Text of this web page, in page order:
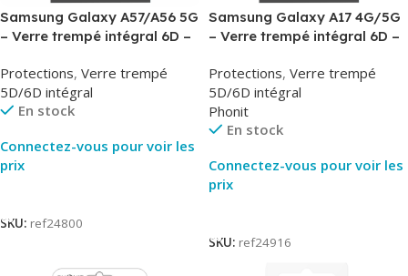
Samsung Galaxy A57/A56 5G
– Verre trempé intégral 6D –
Protections, Verre trempé
5D/6D intégral
En stock
Connectez-vous pour voir les
prix
SKU: ref24800
Samsung Galaxy A17 4G/5G
– Verre trempé intégral 6D –
Protections, Verre trempé
5D/6D intégral
Phonit
En stock
Connectez-vous pour voir les
prix
SKU: ref24916